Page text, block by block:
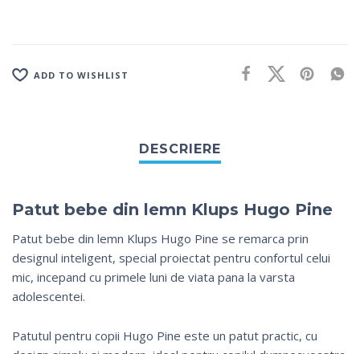
ADD TO WISHLIST
Patut bebe din lemn Klups Hugo Pine
Patut bebe din lemn Klups Hugo Pine se remarca prin
designul inteligent, special proiectat pentru confortul celui
mic, incepand cu primele luni de viata pana la varsta
adolescentei.
Patutul pentru copii Hugo Pine este un patut practic, cu